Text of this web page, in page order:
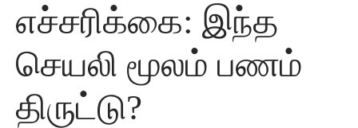
எச்சரிக்கை: இந்த
செயலி மூலம் பணம்
திருட்டு?